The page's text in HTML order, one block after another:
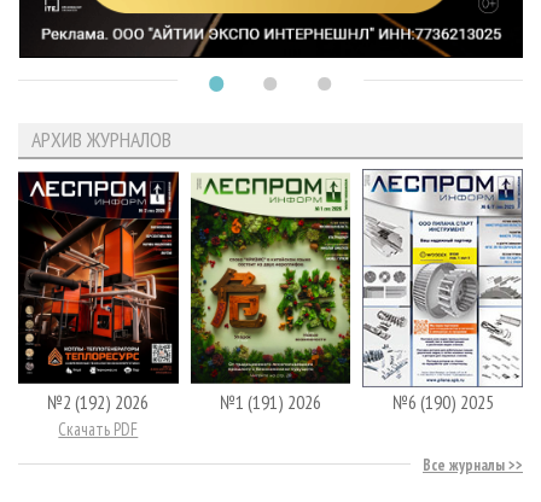
АРХИВ ЖУРНАЛОВ
№2 (192) 2026
Скачать PDF
№1 (191) 2026 №6 (190) 2025
Все журналы